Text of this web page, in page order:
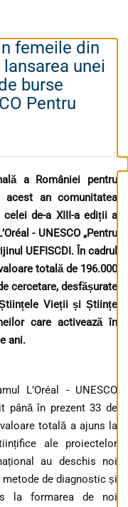
femeile din
unei
burse
Pentru
a României pentru
an comunitatea
de-a XIII-a ediții a
- UNESCO „Pentru
UEFISCDI. În cadrul
totală de 196.000
cercetare, desfășurate
tiințele Viețiiși Științe
care activează în
ani.
L’Oréal - UNESCO
până în prezent 33 de
totală a ajuns la
ale proiectelor
au deschis noi
de diagnostic și
la formarea de noi